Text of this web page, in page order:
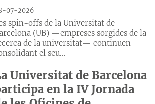
07-2026
spin-offs de la Universitat de
(UB) —empreses sorgides de la
de la universitat— continuen
el seu...
Universitat de Barcelona
en la IV Jornada